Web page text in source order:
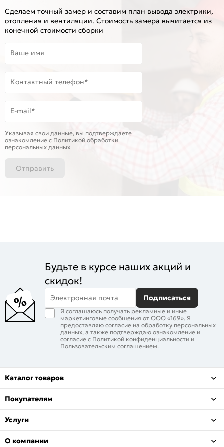
Сделаем точный замер и составим план вывода электрики,
отопления и вентиляции. Стоимость замера вычитается из
конечной стоимости сборки
Ваше имя
Контактный телефон*
E-mail*
Указывая свои данные, вы подтверждаете
ознакомление c Политикой обработки
персональных данных
Отправить
Будьте в курсе наших акций и
скидок!
Электронная почта Подписаться
Я соглашаюсь получать рекламные и иные
маркетинговые сообщения от ООО «169». Я
предоставляю согласие на обработку персональных
данных, а также подтверждаю ознакомление и
согласие с Политикой конфиденциальности и
Пользовательским соглашением.
Каталог товаров
Покупателям
Услуги
О компании